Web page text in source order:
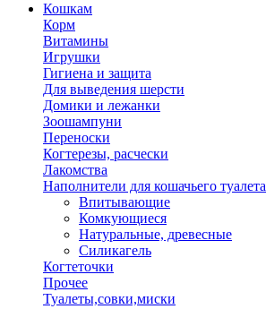
Кошкам
Корм
Витамины
Игрушки
Гигиена и защита
Для выведения шерсти
Домики и лежанки
Зоошампуни
Переноски
Когтерезы, расчески
Лакомства
Наполнители для кошачьего туалета
Впитывающие
Комкующиеся
Натуральные, древесные
Силикагель
Когтеточки
Прочее
Туалеты,совки,миски